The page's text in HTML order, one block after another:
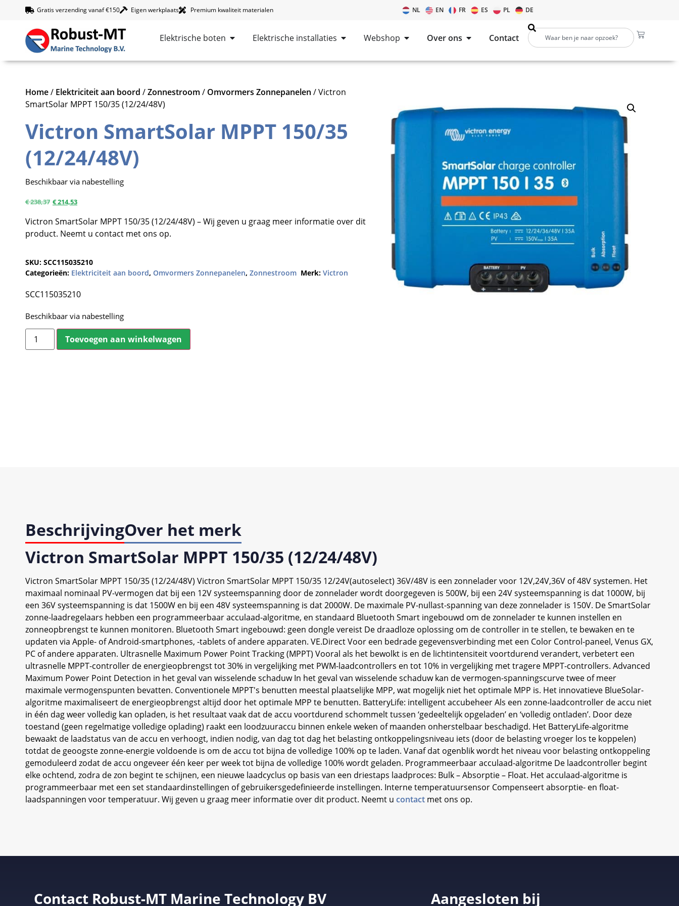
Gratis verzending vanaf €150 Eigen werkplaats Premium kwaliteit materialen NL EN FR ES PL DE
Elektrische boten Elektrische installaties Webshop Over ons Contact
Home/ Elektriciteit aan boord /Zonnestroom / Omvormers Zonnepanelen / Victron
SmartSolar MPPT 150/35 (12/24/48V)
Victron SmartSolar MPPT 150/35
(12/24/48V)
Beschikbaar via nabestelling
€238,37 €214,53
Victron SmartSolar MPPT 150/35 (12/24/48V) – Wij geven u graag meer informatie over dit
product. Neemt u contact met ons op.
SKU: SCC115035210
Categorieën: Elektriciteit aan boord, Omvormers Zonnepanelen, Zonnestroom Merk: Victron
SCC115035210
Beschikbaar via nabestelling
Toevoegen aan winkelwagen
BeschrijvingOver het merk
Victron SmartSolar MPPT 150/35 (12/24/48V)
Victron SmartSolar MPPT 150/35 (12/24/48V) Victron SmartSolar MPPT 150/35 12/24V(autoselect) 36V/48V is een zonnelader voor 12V,24V,36V of 48V systemen. Het
maximaal nominaal PV-vermogen dat bij een 12V systeemspanning door de zonnelader wordt doorgegeven is 500W, bij een 24V systeemspanning is dat 1000W, bij
een 36V systeemspanning is dat 1500W en bij een 48V systeemspanning is dat 2000W. De maximale PV-nullast-spanning van deze zonnelader is 150V. De SmartSolar
zonne-laadregelaars hebben een programmeerbaar acculaad-algoritme, en standaard Bluetooth Smart ingebouwd om de zonnelader te kunnen instellen en
zonneopbrengst te kunnen monitoren. Bluetooth Smart ingebouwd: geen dongle vereist De draadloze oplossing om de controller in te stellen, te bewaken en te
updaten via Apple- of Android-smartphones, -tablets of andere apparaten. VE.Direct Voor een bedrade gegevensverbinding met een Color Control-paneel, Venus GX,
PC of andere apparaten. Ultrasnelle Maximum Power Point Tracking (MPPT) Vooral als het bewolkt is en de lichtintensiteit voortdurend verandert, verbetert een
ultrasnelle MPPT-controller de energieopbrengst tot 30% in vergelijking met PWM-laadcontrollers en tot 10% in vergelijking met tragere MPPT-controllers. Advanced
Maximum Power Point Detection in het geval van wisselende schaduw In het geval van wisselende schaduw kan de vermogen-spanningscurve twee of meer
maximale vermogenspunten bevatten. Conventionele MPPT's benutten meestal plaatselijke MPP, wat mogelijk niet het optimale MPP is. Het innovatieve BlueSolar-
algoritme maximaliseert de energieopbrengst altijd door het optimale MPP te benutten. BatteryLife: intelligent accubeheer Als een zonne-laadcontroller de accu niet
in één dag weer volledig kan opladen, is het resultaat vaak dat de accu voortdurend schommelt tussen ‘gedeeltelijk opgeladen’ en ‘volledig ontladen’. Door deze
toestand (geen regelmatige volledige oplading) raakt een loodzuuraccu binnen enkele weken of maanden onherstelbaar beschadigd. Het BatteryLife-algoritme
bewaakt de laadstatus van de accu en verhoogt, indien nodig, van dag tot dag het belasting ontkoppelingsniveau iets (door de belasting vroeger los te koppelen)
totdat de geoogste zonne-energie voldoende is om de accu tot bijna de volledige 100% op te laden. Vanaf dat ogenblik wordt het niveau voor belasting ontkoppeling
gemoduleerd zodat de accu ongeveer één keer per week tot bijna de volledige 100% wordt geladen. Programmeerbaar acculaad-algoritme De laadcontroller begint
elke ochtend, zodra de zon begint te schijnen, een nieuwe laadcyclus op basis van een driestaps laadproces: Bulk – Absorptie – Float. Het acculaad-algoritme is
programmeerbaar met een set standaardinstellingen of gebruikersgedefinieerde instellingen. Interne temperatuursensor Compenseert absorptie- en float-
laadspanningen voor temperatuur. Wij geven u graag meer informatie over dit product. Neemt u contact met ons op.
Contact Robust-MT Marine Technology BV Aangesloten bij